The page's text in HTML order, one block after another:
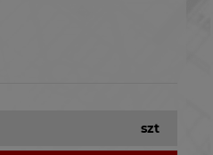
szt